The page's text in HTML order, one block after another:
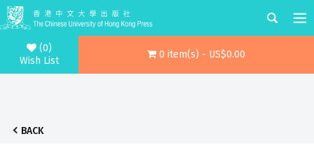
(0)
Wish List
0 item(s) - US$0.00
BACK